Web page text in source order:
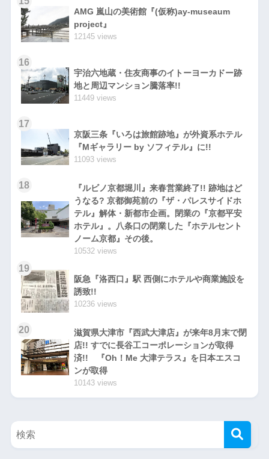
AMG 嵐山の美術館『(仮称)ay-museaum
project』
12145 views
16
宇治六地蔵・住友商事のイトーヨーカドー跡
地と周辺マンション騰落率!!
11449 views
17
京阪三条『いろは旅館跡地』が外資系ホテル
『Mギャラリー by ソフィテル』に!!
11093 views
18
『ルビノ京都堀川』来春営業終了!! 跡地はど
うなる? 京都御苑前の『ザ・パレスサイドホ
テル』解体・新都市企画。閉業の『京都平安
ホテル』。八条口の閉業した『ホテルセント
ノーム京都』その後。
10532 views
19
阪急『洛西口』駅 西側にホテルや商業施設を
誘致!!
10236 views
20
滋賀県大津市『西武大津店』が来年8月末で閉
店!! すでに長谷工コーポレーションが取得
済!! 『Oh！Me 大津テラス』を日本エスコ
ンが取得
10143 views